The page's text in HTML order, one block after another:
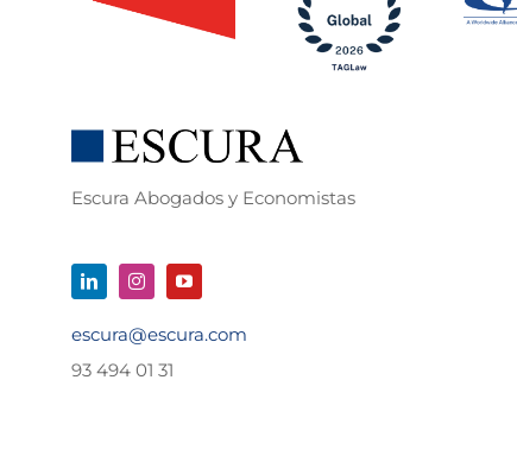
Escura Abogados y Economistas
escura@escura.com
93 494 01 31